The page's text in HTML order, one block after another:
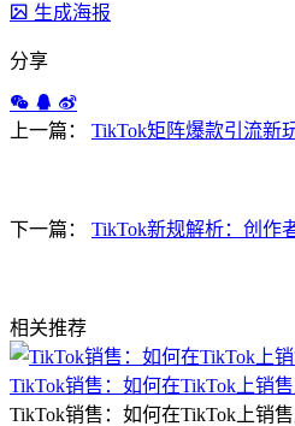
生成海报
分享
上一篇： TikTok矩阵爆款引流新
下一篇： TikTok新规解析：创作
相关推荐
TikTok销售：如何在TikTok上销
TikTok销售：如何在TikTok上销